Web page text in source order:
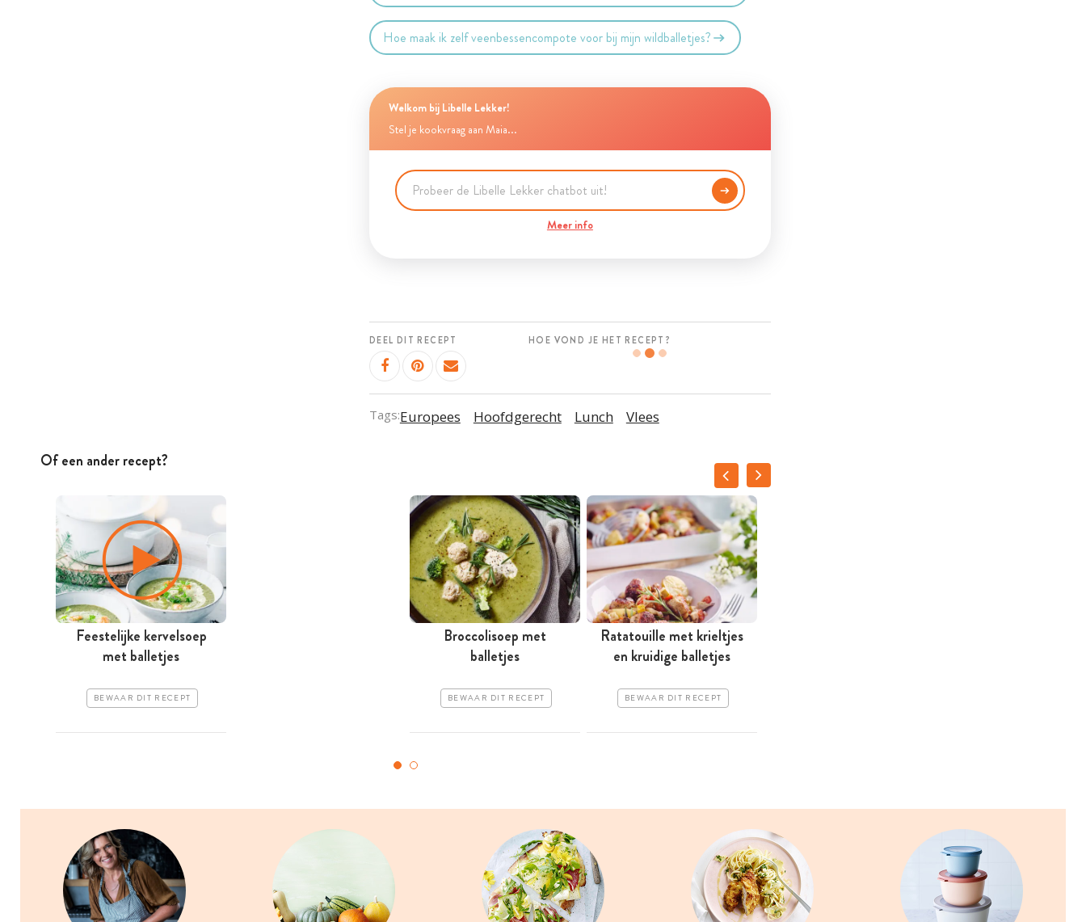
Hoe maak ik zelf veenbessencompote voor bij mijn wildballetjes?
Welkom bij Libelle Lekker!
Stel je kookvraag aan Maia...
Meer info
DEEL DIT RECEPT HOE VOND JE HET RECEPT?
Tags:Europees Hoofdgerecht Lunch Vlees
Of een ander recept?
Feestelijke kervelsoep
met balletjes
BEWAAR DIT RECEPT
Broccolisoep met
balletjes
BEWAAR DIT RECEPT
Ratatouille met krieltjes
en kruidige balletjes
BEWAAR DIT RECEPT